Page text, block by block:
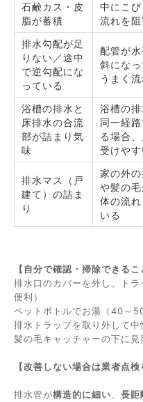
石鹸カス・皮
脂が蓄積
中にこ
流れを阻
排水勾配が足
りない／途中
で逆勾配にな
っている
配管が
斜にな
うまく
浴槽の排水と
床排水の合流
部が詰まり気
味
浴槽の
同一経
る場合
受けやす
排水マス（戸
建て）の詰ま
り
家の外
や髪の
体の流
いる
【自分で確認・掃除できるこ
排水口のカバーを外し、ト
便利）
ペットボトルでお湯（40～
排水トラップを取り外して
髪の毛キャッチャーの下に
【改善しない場合は業者点検
排水管が構造的に細い 長距